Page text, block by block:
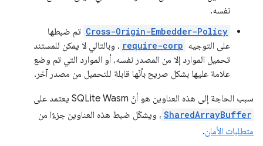
نفسه.
Cross-Origin-Embedder-Policy تم ضبطها
على التوجيه require-corp ، وبالتالي لا يمكن للمستند
تحميل الموارد إلا من المصدر نفسه، أو الموارد التي تم وضع
علامة عليها بشكل صريح بأنّها قابلة للتحميل من مصدر آخر.
سبب الحاجة إلى هذه العناوين هو أنّ SQLite Wasm يعتمد على
SharedArrayBuffer ، ويشكّل ضبط هذه العناوين جزءًا من
متطلبات الأمان.